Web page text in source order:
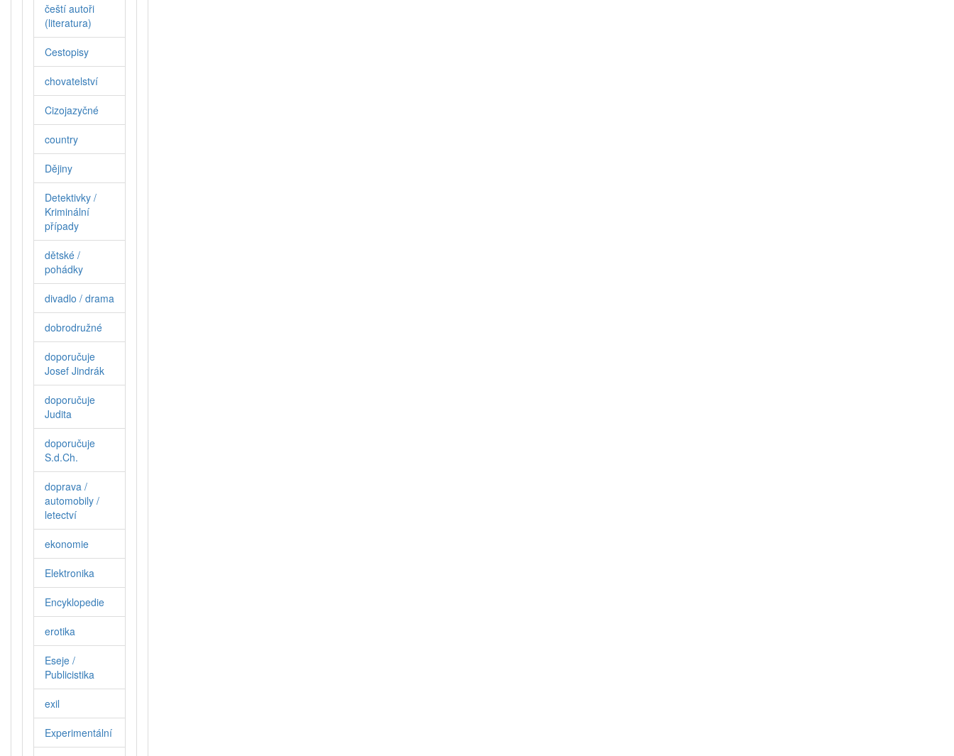
čeští autoři
(literatura)
Cestopisy
chovatelství
Cizojazyčné
country
Dějiny
Detektivky /
Kriminální
případy
dětské /
pohádky
divadlo / drama
dobrodružné
doporučuje
Josef Jindrák
doporučuje
Judita
doporučuje
S.d.Ch.
doprava /
automobily /
letectví
ekonomie
Elektronika
Encyklopedie
erotika
Eseje /
Publicistika
exil
Experimentální